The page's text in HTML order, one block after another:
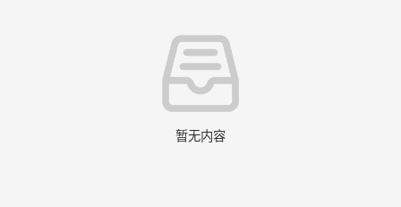
暂无内容